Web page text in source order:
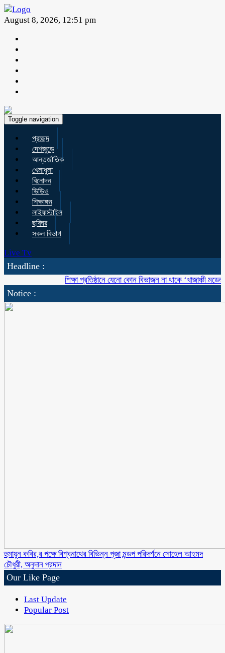
August 8, 2026, 12:51 pm
Toggle navigation
প্রচ্ছদ
দেশজুড়ে
আন্তর্জাতিক
খেলাধুলা
বিনোদন
ভিডিও
শিক্ষাঙ্গন
লাইফস্টাইল
ছবিঘর
সকল বিভাগ
Live Tv
Headline :
শিক্ষা প্রতিষ্ঠানে যেনো কোন বিভাজন না থাকে ‘খাজাঞ্চী মডেল’
Notice :
হুমায়ুন কবির,র পক্ষে বিশ্বনাথের বিভিন্ন পূজা মন্ডপ পরিদর্শনে সোহেল আহমদ
চৌধুরী, অনুদান প্রদান
Our Like Page
Last Update
Popular Post